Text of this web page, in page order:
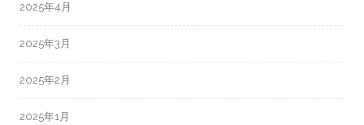
2025年4月
2025年3月
2025年2月
2025年1月